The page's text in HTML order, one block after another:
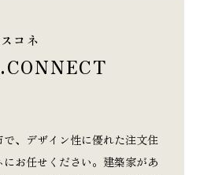
コネ
、デザイン性に優れた注文住
お任せください。建築家があ